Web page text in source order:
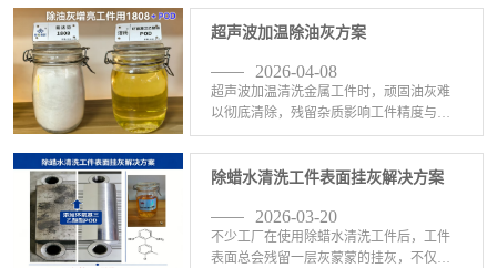
体，深入盲孔与细缝，快速瓦解顽固蜡
层，防止蜡垢二次沉积。 适配原有配方，
超声波加温除油灰方案
2026-04-08
超声波加温清洗金属工件时，顽固油灰难
以彻底清除，残留杂质影响工件精度与美
观。使用易达芬1808搭配环氧基三乙酸酯
POD在加上乳化剂C-202，组成高效除油灰
配方。易达芬1808强力渗透分解油污，快
除蜡水清洗工件表面挂灰解决方案
2026-03-20
不少工厂在使用除蜡水清洗工件后，工件
表面总会残留一层灰蒙蒙的挂灰，不仅遮